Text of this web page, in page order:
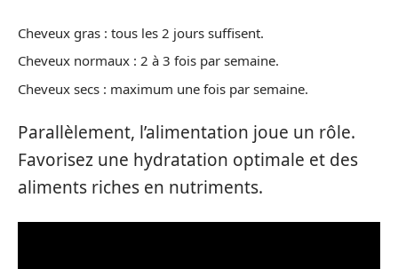
Cheveux gras : tous les 2 jours suffisent.
Cheveux normaux : 2 à 3 fois par semaine.
Cheveux secs : maximum une fois par semaine.
Parallèlement, l’alimentation joue un rôle.
Favorisez une hydratation optimale et des
aliments riches en nutriments.